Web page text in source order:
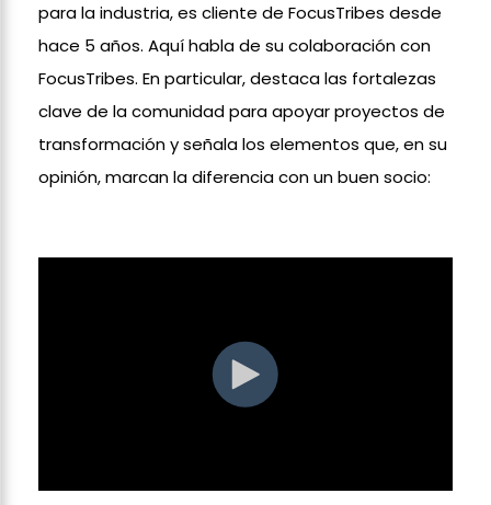
para la industria, es cliente de FocusTribes desde
hace 5 años. Aquí habla de su colaboración con
FocusTribes. En particular, destaca las fortalezas
clave de la comunidad para apoyar proyectos de
transformación y señala los elementos que, en su
opinión, marcan la diferencia con un buen socio: